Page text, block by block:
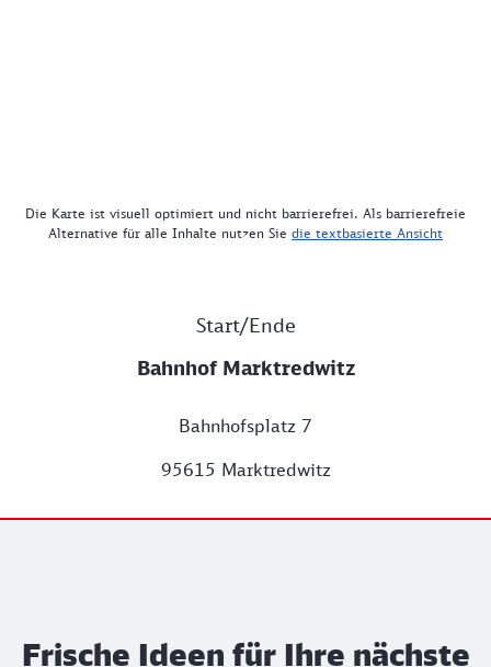
Die Karte ist visuell optimiert und nicht barrierefrei. Als barrierefreie
Alternative für alle Inhalte nutzen Sie die textbasierte Ansicht
Start/Ende
Bahnhof Marktredwitz
Bahnhofsplatz 7
95615 Marktredwitz
Frische Ideen für Ihre nächste